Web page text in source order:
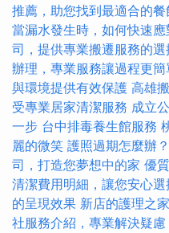
推薦，助您找到最適合的餐
當漏水發生時，如何快速應
司，提供專業搬遷服務的選
辦理，專業服務讓過程更簡
與環境提供有效保護 高雄
受專業居家清潔服務 成立
一步 台中排毒養生館服務
麗的微笑 護照過期怎麼辦
司，打造您夢想中的家 優
清潔費用明細，讓您安心選
的呈現效果 新店的護理之
社服務介紹，專業解決疑慮